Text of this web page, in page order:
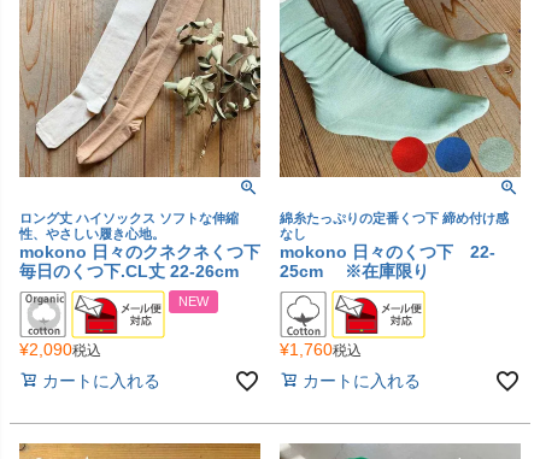
ロング丈 ハイソックス ソフトな伸縮
性、やさしい履き心地。
mokono 日々のクネクネくつ下
毎日のくつ下.CL丈 22-26cm
NEW
¥2,090税込
カートに入れる
綿糸たっぷりの定番くつ下 締め付け感
なし
mokono 日々のくつ下 22-
25cm ※在庫限り
¥1,760税込
カートに入れる